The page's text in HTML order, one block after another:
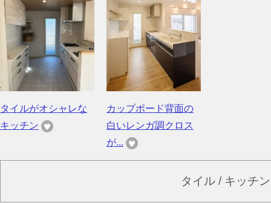
タイルがオシャレな
キッチン
カップボード背面の
白いレンガ調クロス
が...
タイル / キッチ